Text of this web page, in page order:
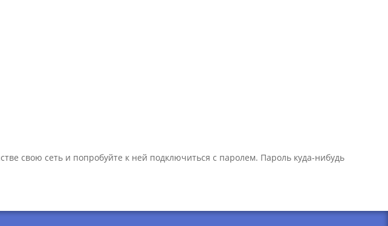
свою сеть и попробуйте к ней подключиться с паролем. Пароль куда-нибудь